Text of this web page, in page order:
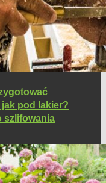
pod lakier?
szlifowania